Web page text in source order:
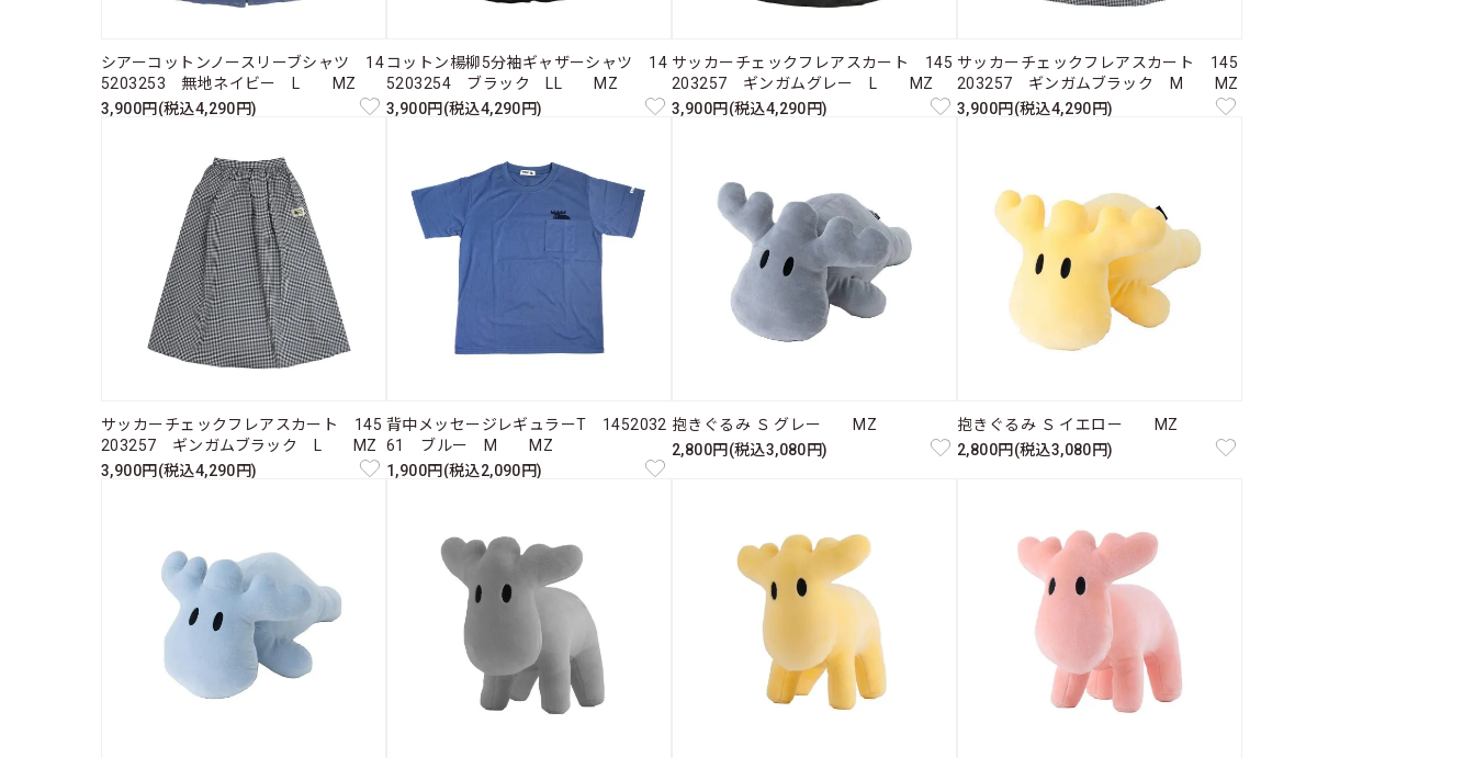
シアーコットンノースリーブシャツ 14
5203253 無地ネイビー L MZ
3,900円(税込4,290円)
コットン楊柳5分袖ギャザーシャツ 14
5203254 ブラック LL MZ
3,900円(税込4,290円)
サッカーチェックフレアスカート 145
203257 ギンガムグレー L MZ
3,900円(税込4,290円)
サッカーチェックフレアスカート 145
203257 ギンガムブラック M MZ
3,900円(税込4,290円)
サッカーチェックフレアスカート 145
203257 ギンガムブラック L MZ
3,900円(税込4,290円)
背中メッセージレギュラーT 1452032
61 ブルー M MZ
1,900円(税込2,090円)
抱きぐるみ Ｓ グレー MZ
2,800円(税込3,080円)
抱きぐるみ Ｓ イエロー MZ
2,800円(税込3,080円)